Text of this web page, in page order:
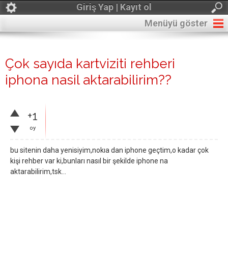
Giriş Yap | Kayıt ol
Menüyü göster
Çok sayıda kartviziti rehberi
iphona nasil aktarabilirim??
+1
oy
bu sitenin daha yenisiyim,nokıa dan iphone geçtim,o kadar çok
kişi rehber var ki,bunları nasıl bir şekilde iphone na
aktarabilirim,tsk…